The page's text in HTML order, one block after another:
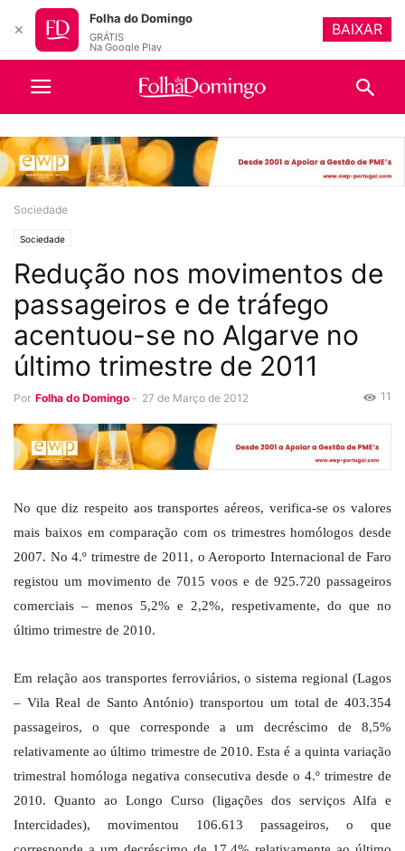
Sociedade
Sociedade
Redução nos movimentos de
passageiros e de tráfego
acentuou-se no Algarve no
último trimestre de 2011
Por Folha do Domingo - 27 de Março de 2012 11
No que diz respeito aos transportes aéreos, verifica-se os valores
mais baixos em comparação com os trimestres homólogos desde
2007. No 4.º trimestre de 2011, o Aeroporto Internacional de Faro
registou um movimento de 7015 voos e de 925.720 passageiros
comerciais – menos 5,2% e 2,2%, respetivamente, do que no
último trimestre de 2010.
Em relação aos transportes ferroviários, o sistema regional (Lagos
– Vila Real de Santo António) transportou um total de 403.354
passageiros, o que corresponde a um decréscimo de 8,5%
relativamente ao último trimestre de 2010. Esta é a quinta variação
trimestral homóloga negativa consecutiva desde o 4.º trimestre de
2010. Quanto ao Longo Curso (ligações dos serviços Alfa e
Intercidades), movimentou 106.613 passageiros, o que
✕
Folha do Domingo
GRÁTIS
Na Google Play
BAIXAR